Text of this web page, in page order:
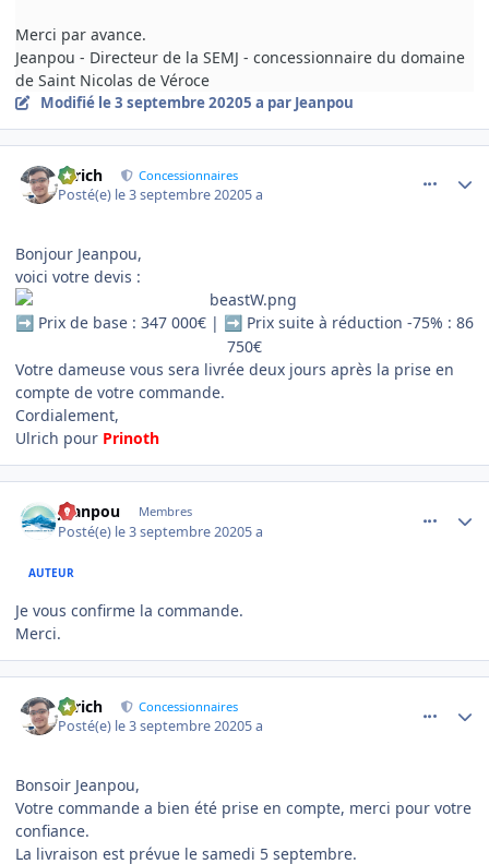
Merci par avance.
Jeanpou - Directeur de la SEMJ - concessionnaire du domaine
de Saint Nicolas de Véroce
Modifié le 3 septembre 20205 a par Jeanpou
Ulrich Concessionnaires
Posté(e) le 3 septembre 20205 a
Bonjour Jeanpou,
voici votre devis :
➡️ Prix de base : 347 000€ | ➡️ Prix suite à réduction -75% : 86
750€
Votre dameuse vous sera livrée deux jours après la prise en
compte de votre commande.
Cordialement,
Ulrich pour Prinoth
Jeanpou Membres
Posté(e) le 3 septembre 20205 a
AUTEUR
Je vous confirme la commande.
Merci.
Ulrich Concessionnaires
Posté(e) le 3 septembre 20205 a
Bonsoir Jeanpou,
Votre commande a bien été prise en compte, merci pour votre
confiance.
La livraison est prévue le samedi 5 septembre.